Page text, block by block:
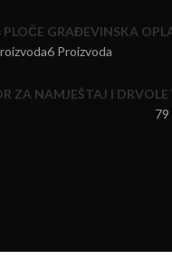
PLOČE GRAĐEVINSKA
6 Proizvoda
ZA NAMJEŠTAJ I DRVO
79